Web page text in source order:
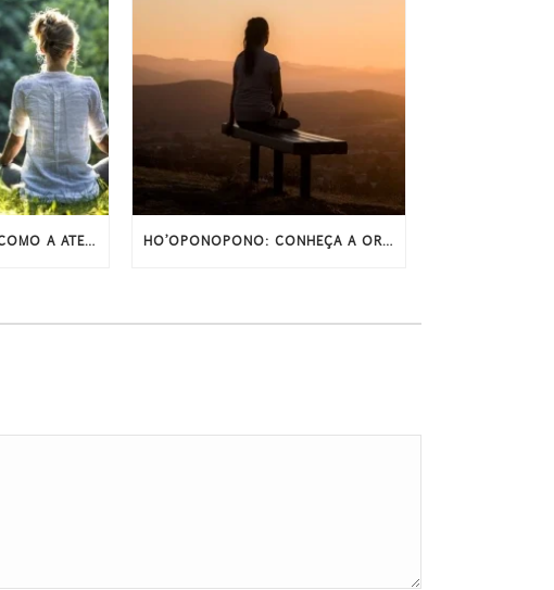
MEDITAÇÃO E SONO: COMO A ATENÇÃO PLENA PODE MELHORAR O SONO HO’OPONOPONO: CONHEÇA A ORAÇÃO ORIGINAL E COMPLETA